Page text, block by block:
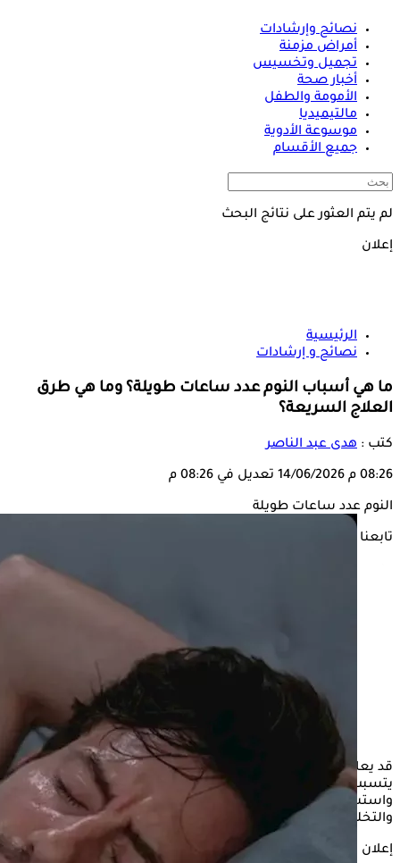
نصائح وإرشادات
أمراض مزمنة
تجميل وتخسيس
أخبار صحة
الأمومة والطفل
مالتيميديا
موسوعة الأدوية
جميع الأقسام
لم يتم العثور على نتائج البحث
إعلان
الرئيسية
نصائح و إرشادات
ما هي أسباب النوم عدد ساعات طويلة؟ وما هي طرق
العلاج السريعة؟
كتب : هدى عبد الناصر
08:26 م 14/06/2026 تعديل في 08:26 م
النوم عدد ساعات طويلة
تابعنا على
قد يعاني بعض الأشخاص من النومعدد ساعات طويلة، مما
يتسبب في ظهور بعض الأعراض الجانبية التي تتطلب الانتباه جيدًا
واستشارة الطبيب المختص للحصول على العلاج المناسب
والتخلص من المشكلة الرئيسية.
إعلان